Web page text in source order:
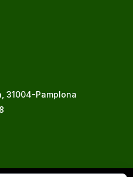
31004-Pamplona